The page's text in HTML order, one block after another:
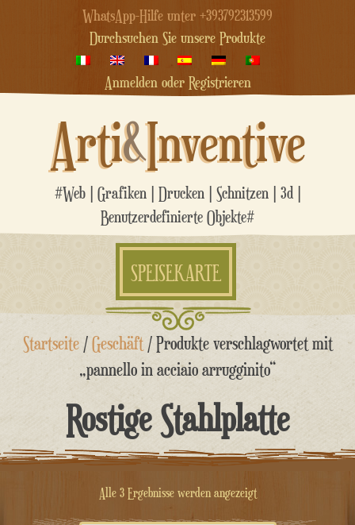
WhatsApp-Hilfe unter +393792313599
Durchsuchen Sie unsere Produkte
Anmelden oder Registrieren
Arti&Inventive
#Web | Grafiken | Drucken | Schnitzen | 3d |
Benutzerdefinierte Objekte#
SPEISEKARTE
Zum
InhaltStartseite/Geschäft/ Produkte verschlagwortet mit
„pannello in acciaio arrugginito“
Rostige Stahlplatte
Alle 3 Ergebnisse werden angezeigtNach
neuesten